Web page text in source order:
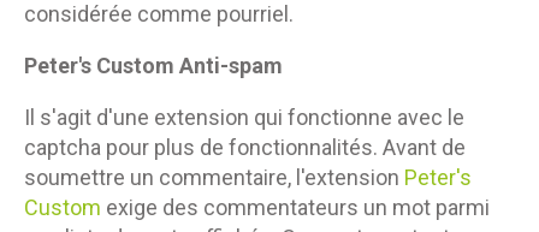
considérée comme pourriel.
Peter's Custom Anti-spam
Il s'agit d'une extension qui fonctionne avec le
captcha pour plus de fonctionnalités. Avant de
soumettre un commentaire, l'extension Peter's
Custom exige des commentateurs un mot parmi